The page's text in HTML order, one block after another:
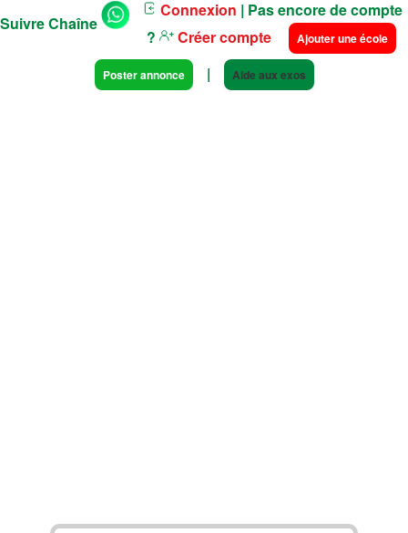
Suivre Chaîne
Connexion | Pas encore de compte
?
Créer compte Ajouter une école
Poster annonce | Aide aux exos